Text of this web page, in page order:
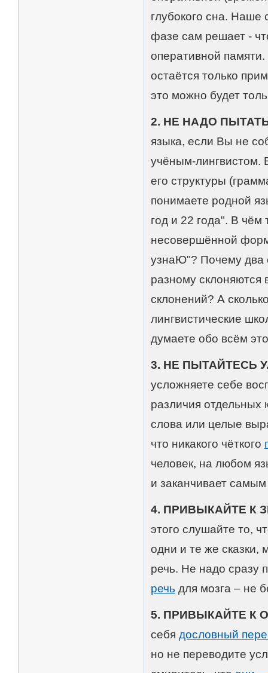
глубокого сна. Наше
фазе сам решает -
оперативной
остаётся только
это можно будет
2. НЕ НАДО
языка, если Вы не
учёным-лингвистом.
его структуры
понимаете родной
год и 22 года". В чём
несовершённой
узнаЮ"? Почему два
разному
склонений? А
лингвистические
думаете обо всём
3. НЕ ПЫТАЙТЕСЬ
усложняете себе
различия отдельных
слова или целые
что никакого чёткого
человек, на любом
и заканчивает
4. ПРИВЫКАЙТЕ К
этого слушайте то,
одни и те же сказки,
речь. Не надо сразу
речь для мозга – не
5. ПРИВЫКАЙТЕ К
себядословный
но не переводите